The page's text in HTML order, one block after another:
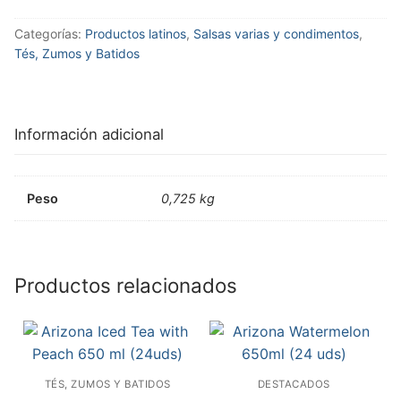
Categorías: Productos latinos, Salsas varias y condimentos,
Tés, Zumos y Batidos
Información adicional
Peso 0,725 kg
Productos relacionados
TÉS, ZUMOS Y BATIDOS DESTACADOS